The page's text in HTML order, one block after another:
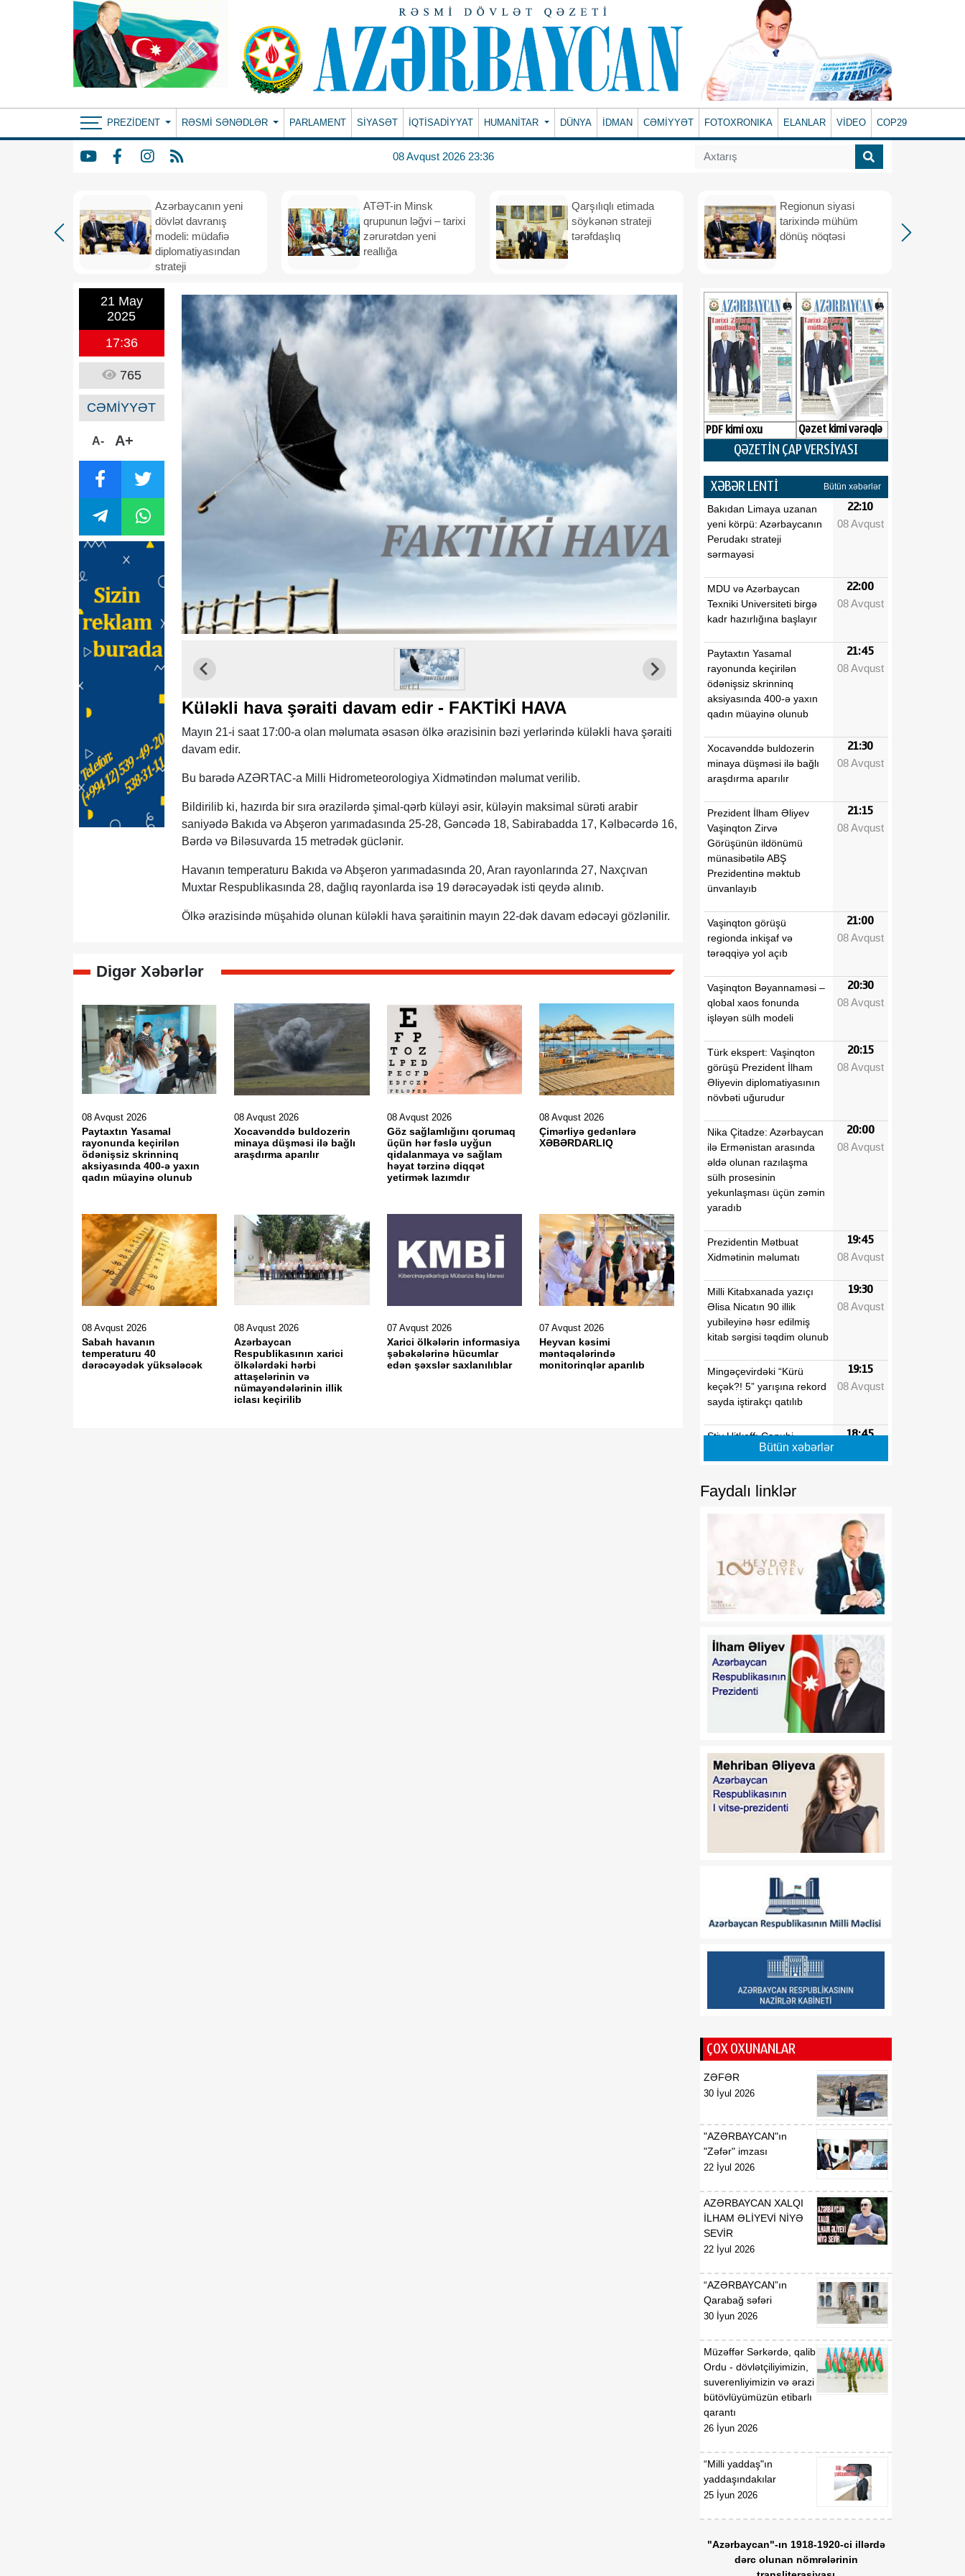
PREZIDENT RƏSMI SƏNƏDLƏR PARLAMENT SİYASƏT İQTİSADİYYAT HUMANITAR DÜNYA İDMAN CƏMİYYƏT FOTOXRONIKA ELANLAR VİDEO COP29
08 Avqust 2026 23:36
Azərbaycanın yeni
dövlət davranış
modeli: müdafiə
diplomatiyasından
strateji
ATƏT-in Minsk
qrupunun ləğvi – tarixi
zərurətdən yeni
reallığa
Qarşılıqlı etimada
söykənən strateji
tərəfdaşlıq
Regionun siyasi
tarixində mühüm
dönüş nöqtəsi
21 May
2025
17:36
765
CƏMİYYƏT
A- A+
Küləkli hava şəraiti davam edir - FAKTİKİ HAVA
Mayın 21-i saat 17:00-a olan məlumata əsasən ölkə ərazisinin bəzi yerlərində küləkli hava şəraiti
davam edir.
Bu barədə AZƏRTAC-a Milli Hidrometeorologiya Xidmətindən məlumat verilib.
Bildirilib ki, hazırda bir sıra ərazilərdə şimal-qərb küləyi əsir, küləyin maksimal sürəti arabir
saniyədə Bakıda və Abşeron yarımadasında 25-28, Gəncədə 18, Sabirabadda 17, Kəlbəcərdə 16,
Bərdə və Biləsuvarda 15 metrədək güclənir.
Havanın temperaturu Bakıda və Abşeron yarımadasında 20, Aran rayonlarında 27, Naxçıvan
Muxtar Respublikasında 28, dağlıq rayonlarda isə 19 dərəcəyədək isti qeydə alınıb.
Ölkə ərazisində müşahidə olunan küləkli hava şəraitinin mayın 22-dək davam edəcəyi gözlənilir.
Digər Xəbərlər
08 Avqust 2026
Paytaxtın Yasamal
rayonunda keçirilən
ödənişsiz skrinninq
aksiyasında 400-ə yaxın
qadın müayinə olunub
08 Avqust 2026
Xocavənddə buldozerin
minaya düşməsi ilə bağlı
araşdırma aparılır
08 Avqust 2026
Göz sağlamlığını qorumaq
üçün hər fəslə uyğun
qidalanmaya və sağlam
həyat tərzinə diqqət
yetirmək lazımdır
08 Avqust 2026
Çimərliyə gedənlərə
XƏBƏRDARLIQ
08 Avqust 2026
Sabah havanın
temperaturu 40
dərəcəyədək yüksələcək
08 Avqust 2026
Azərbaycan
Respublikasının xarici
ölkələrdəki hərbi
attaşelərinin və
nümayəndələrinin illik
iclası keçirilib
07 Avqust 2026
Xarici ölkələrin informasiya
şəbəkələrinə hücumlar
edən şəxslər saxlanılıblar
07 Avqust 2026
Heyvan kəsimi
məntəqələrində
monitorinqlər aparılıb
PDF kimi oxu Qəzet kimi vərəqlə
QƏZETİN ÇAP VERSİYASI
XƏBƏR LENTİ Bütün xəbərlər
Bakıdan Limaya uzanan
yeni körpü: Azərbaycanın
Perudakı strateji
sərmayəsi
22:10
08 Avqust
MDU və Azərbaycan
Texniki Universiteti birgə
kadr hazırlığına başlayır
22:00
08 Avqust
Paytaxtın Yasamal
rayonunda keçirilən
ödənişsiz skrinninq
aksiyasında 400-ə yaxın
qadın müayinə olunub
21:45
08 Avqust
Xocavənddə buldozerin
minaya düşməsi ilə bağlı
araşdırma aparılır
21:30
08 Avqust
Prezident İlham Əliyev
Vaşinqton Zirvə
Görüşünün ildönümü
münasibətilə ABŞ
Prezidentinə məktub
ünvanlayıb
21:15
08 Avqust
Vaşinqton görüşü
regionda inkişaf və
tərəqqiyə yol açıb
21:00
08 Avqust
Vaşinqton Bəyannaməsi –
qlobal xaos fonunda
işləyən sülh modeli
20:30
08 Avqust
Türk ekspert: Vaşinqton
görüşü Prezident İlham
Əliyevin diplomatiyasının
növbəti uğurudur
20:15
08 Avqust
Nika Çitadze: Azərbaycan
ilə Ermənistan arasında
əldə olunan razılaşma
sülh prosesinin
yekunlaşması üçün zəmin
yaradıb
20:00
08 Avqust
Prezidentin Mətbuat
Xidmətinin məlumatı
19:45
08 Avqust
Milli Kitabxanada yazıçı
Əlisa Nicatın 90 illik
yubileyinə həsr edilmiş
kitab sərgisi təqdim olunub
19:30
08 Avqust
Mingəçevirdəki “Kürü
keçək?! 5” yarışına rekord
sayda iştirakçı qatılıb
19:15
08 Avqust
Stiv Uitkoff: Cənubi
Qafqaz ölkələrinin
18:45
Azərbaycanın strateji
baxışı Cənubi Qafqazın
08 Avqust
Göz sağlamlığını qorumaq
üçün hər fəslə uyğun
qidalanmaya və sağlam
yetirmək lazımdır
18:15
08 Avqust
Luvr İslam incəsənətinə
həsr olunmuş müvəqqəti
18:00
08 Avqust
Siyasi şərhçi:
Azərbaycanla Ermənistan
iqtisadi, siyasi və
humanitar müstəvidə
əməli addımlar atır
17:45
08 Avqust
sonra: Cənubi Qafqazda
sülh gündəliyi ŞƏRH
17:30
Qazaxda 11,7 min hektar
tondan çox məhsul
17:25
Aİ “Meta” və “TikTok”u
daha qətiyyətli tədbirlər
görməyə çağırıb
17:20
Azərbaycan–ABŞ
Tərəfdaşlıq Xartiyası
17:15
08 Avqust
Bütün xəbərlər
Faydalı linklər
ÇOX OXUNANLAR
ZƏFƏR
30 İyul 2026
"AZƏRBAYCAN"ın
"Zəfər" imzası
22 İyul 2026
AZƏRBAYCAN XALQI
İLHAM ƏLİYEVİ NİYƏ
SEVİR
22 İyul 2026
“AZƏRBAYCAN”ın
Qarabağ səfəri
30 İyun 2026
Müzəffər Sərkərdə, qalib
Ordu - dövlətçiliyimizin,
suverenliyimizin və ərazi
bütövlüyümüzün etibarlı
qarantı
26 İyun 2026
“Milli yaddaş"ın
yaddaşındakılar
25 İyun 2026
"Azərbaycan"-ın 1918-1920-ci illərdə
dərc olunan nömrələrinin